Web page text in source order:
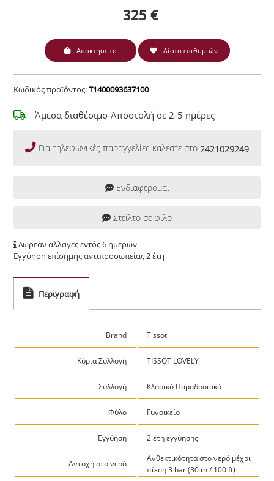
325 €
Απόκτησε το Λίστα επιθυμιών
Κωδικός προϊόντος:T1400093637100
Άμεσα διαθέσιμο-Αποστολή σε 2-5 ημέρες
Για τηλεφωνικές παραγγελίες καλέστε στο 2421029249
Ενδιαφέρομαι
Στείλτο σε φίλο
Δωρεάν αλλαγές εντός 6 ημερών
Εγγύηση επίσημης αντιπροσωπείας 2 έτη
Περιγραφή
Brand Tissot
Κύρια Συλλογή TISSOT LOVELY
Συλλογή Κλασικό Παραδοσιακό
Φύλο Γυναικείο
Εγγύηση 2 έτη εγγύησης
Αντοχή στο νερό
Ανθεκτικότητα στο νερό μέχρι
πίεση 3 bar (30 m / 100 ft)